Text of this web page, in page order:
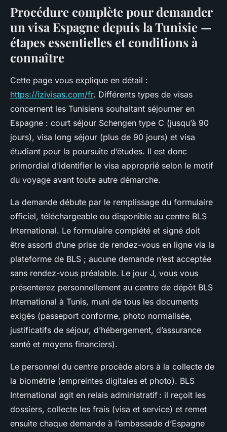
Procédure complète pour demander
un visa Espagne depuis la Tunisie —
étapes essentielles et conditions à
connaître
Cette page vous explique en détail :
https://izivisas.com/fr. Différents types de visas
concernent les Tunisiens souhaitant séjourner en
Espagne : court séjour Schengen type C (jusqu’à 90
jours), visa long séjour (plus de 90 jours) et visa
étudiant pour la poursuite d’études. Il est donc
primordial d’identifier le visa approprié selon le motif
du voyage avant toute autre démarche.
La demande débute par le remplissage du formulaire
officiel, téléchargeable ou disponible au centre BLS
International. Le formulaire complété et signé doit
être assorti d’une prise de rendez-vous en ligne via la
plateforme de BLS ; aucune demande n’est acceptée
sans rendez-vous préalable. Le jour J, vous vous
présenterez personnellement au centre de dépôt BLS
International à Tunis, muni de tous les documents
exigés (passeport conforme, photo normalisée,
justificatifs de séjour, d’hébergement, d’assurance
santé et moyens financiers).
Le personnel du centre procède alors à la collecte de
la biométrie (empreintes digitales et photo). BLS
International agit en relais administratif : il reçoit les
dossiers, collecte les frais (visa et service) et remet
ensuite chaque demande à l’ambassade d’Espagne